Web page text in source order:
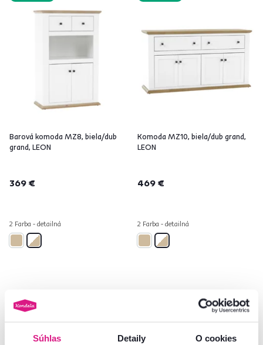
Súhlas Detaily O cookies
Barová komoda MZ8, biela/dub
grand, LEON
369 €
2 Farba - detailná
Komoda MZ10, biela/dub grand,
LEON
469 €
2 Farba - detailná